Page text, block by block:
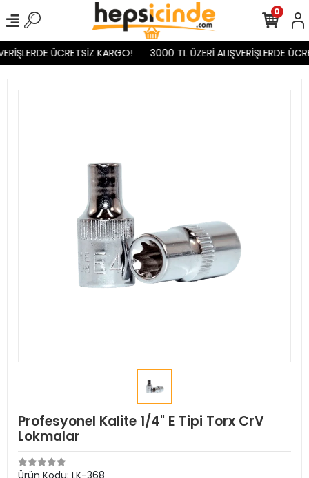
ÜCRETSİZ KARGO! 3000 TL ÜZERİ ALIŞVERİŞLERDE
0
Profesyonel Kalite 1/4" E Tipi Torx CrV
Lokmalar
Ürün Kodu: LK-368